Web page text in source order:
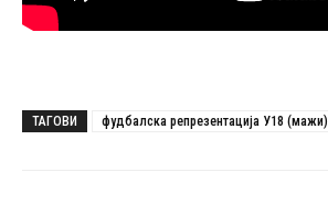
ТАГОВИ фудбалска репрезентација У18 (мажи)